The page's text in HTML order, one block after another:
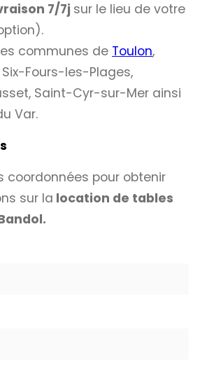
7/7j sur le lieu de votre
communes de Toulon,
Six-Fours-les-Plages,
Saint-Cyr-sur-Mer ainsi
Var.
coordonnées pour obtenir
sur la location de tables